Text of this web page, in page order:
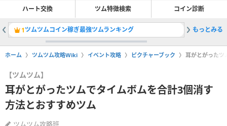
ハート交換 ツム特徴検索 コイン診断
1ツムツムコイン稼ぎ最強ツムランキング 22026年8
もっとみる
ホーム ツムツム攻略Wiki イベント攻略 ピクチャーブック 耳がとがったツ
【ツムツム】
耳がとがったツムでタイムボムを合計3個消す
方法とおすすめツム
ツムツム攻略班